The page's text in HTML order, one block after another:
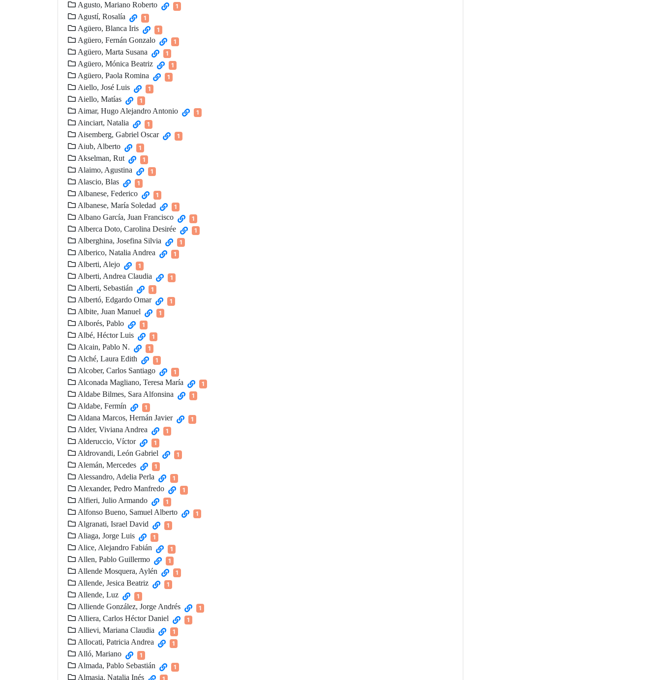
Agusto, Mariano Roberto 1
Agustí, Rosalía 1
Agüero, Blanca Iris 1
Agüero, Fernán Gonzalo 1
Agüero, Marta Susana 1
Agüero, Mónica Beatriz 1
Agüero, Paola Romina 1
Aiello, José Luis 1
Aiello, Matías 1
Aimar, Hugo Alejandro Antonio 1
Ainciart, Natalia 1
Aisemberg, Gabriel Oscar 1
Aiub, Alberto 1
Akselman, Rut 1
Alaimo, Agustina 1
Alascio, Blas 1
Albanese, Federico 1
Albanese, María Soledad 1
Albano García, Juan Francisco 1
Alberca Doto, Carolina Desirée 1
Alberghina, Josefina Silvia 1
Alberico, Natalia Andrea 1
Alberti, Alejo 1
Alberti, Andrea Claudia 1
Alberti, Sebastián 1
Albertó, Edgardo Omar 1
Albite, Juan Manuel 1
Alborés, Pablo 1
Albé, Héctor Luis 1
Alcain, Pablo N. 1
Alché, Laura Edith 1
Alcober, Carlos Santiago 1
Alconada Magliano, Teresa María 1
Aldabe Bilmes, Sara Alfonsina 1
Aldabe, Fermín 1
Aldana Marcos, Hernán Javier 1
Alder, Viviana Andrea 1
Alderuccio, Víctor 1
Aldrovandi, León Gabriel 1
Alemán, Mercedes 1
Alessandro, Adelia Perla 1
Alexander, Pedro Manfredo 1
Alfieri, Julio Armando 1
Alfonso Bueno, Samuel Alberto 1
Algranati, Israel David 1
Aliaga, Jorge Luis 1
Alice, Alejandro Fabián 1
Allen, Pablo Guillermo 1
Allende Mosquera, Aylén 1
Allende, Jesica Beatriz 1
Allende, Luz 1
Alliende González, Jorge Andrés 1
Alliera, Carlos Héctor Daniel 1
Allievi, Mariana Claudia 1
Allocati, Patricia Andrea 1
Alló, Mariano 1
Almada, Pablo Sebastián 1
Almasia, Natalia Inés